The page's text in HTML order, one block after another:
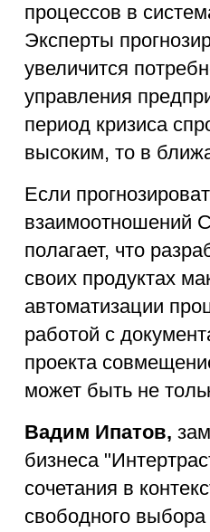
процессов в
Эксперты
увеличится
управления
период кризиса
высоким, то в
Если
взаимоотношений
полагает, что
своих продуктах
автоматизации
работой с
проекта
может быть не
Вадим Ипатов,
бизнеса
сочетания в
свободного